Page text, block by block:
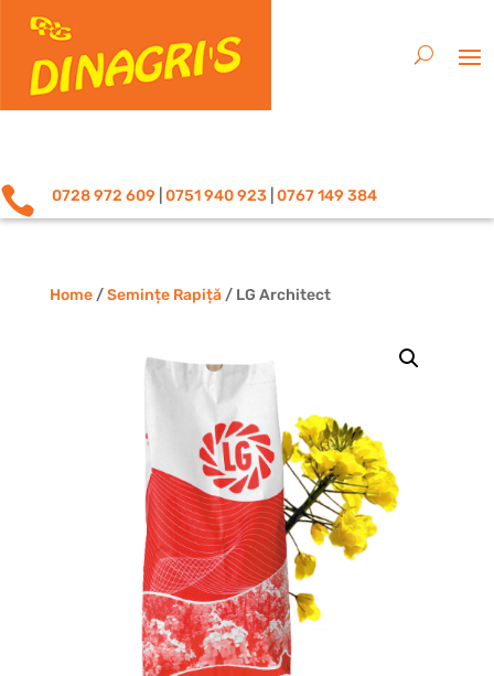
 0728 972 609 0751 940 923 0767 149 384
Home/Semințe Rapiță/ LG Architect